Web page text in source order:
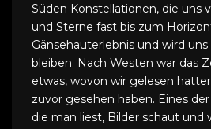
Süden Konstellationen, die uns
und Sterne fast bis zum
Gänsehauterlebnis und wird
bleiben. Nach Westen war das
etwas, wovon wir gelesen
zuvor gesehen haben. Eines
die man liest, Bilder schaut und